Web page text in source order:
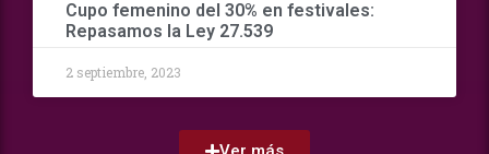
Cupo femenino del 30% en festivales:
Repasamos la Ley 27.539
2 septiembre, 2023